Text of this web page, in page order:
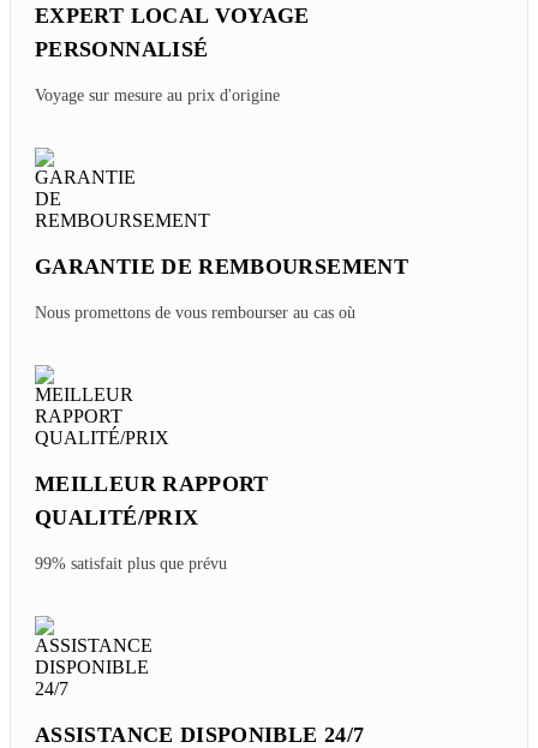
EXPERT LOCAL VOYAGE
PERSONNALISÉ
Voyage sur mesure au prix d'origine
GARANTIE DE REMBOURSEMENT
Nous promettons de vous rembourser au cas où
MEILLEUR RAPPORT
QUALITÉ/PRIX
99% satisfait plus que prévu
ASSISTANCE DISPONIBLE 24/7